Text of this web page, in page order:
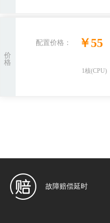
价
格
配置价格： ￥55
1核(CPU)
故障赔偿延时